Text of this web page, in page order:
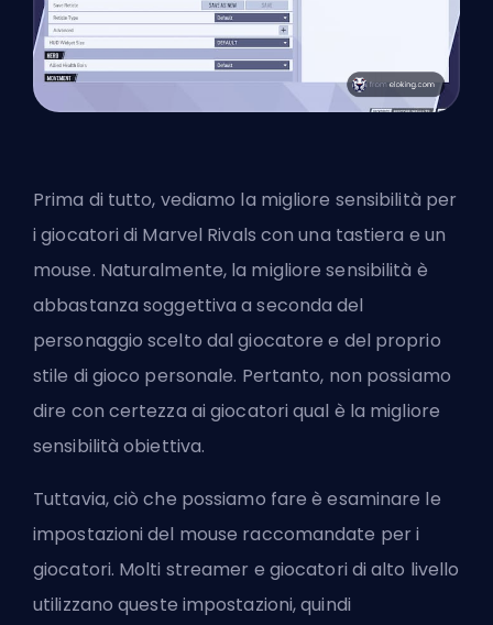
Prima di tutto, vediamo la migliore sensibilità per
i giocatori di Marvel Rivals con una tastiera e un
mouse. Naturalmente, la migliore sensibilità è
abbastanza soggettiva a seconda del
personaggio scelto dal giocatore e del proprio
stile di gioco personale. Pertanto, non possiamo
dire con certezza ai giocatori qual è la migliore
sensibilità obiettiva.
Tuttavia, ciò che possiamo fare è esaminare le
impostazioni del mouse raccomandate per i
giocatori. Molti streamer e giocatori di alto livello
utilizzano queste impostazioni, quindi